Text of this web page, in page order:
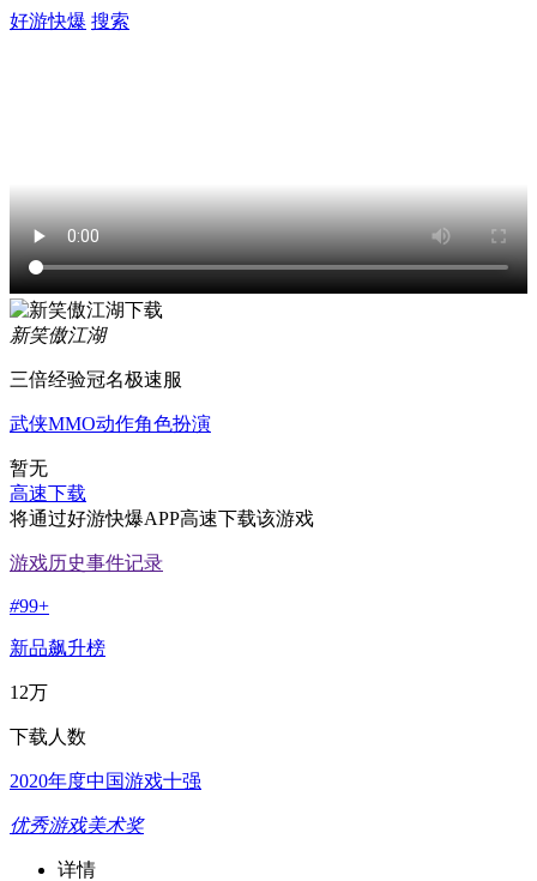
好游快爆 搜索
新笑傲江湖
三倍经验冠名极速服
武侠MMO动作角色扮演
暂无
高速下载
将通过好游快爆APP高速下载该游戏
游戏历史事件记录
#99+
新品飙升榜
12万
下载人数
2020年度中国游戏十强
优秀游戏美术奖
详情